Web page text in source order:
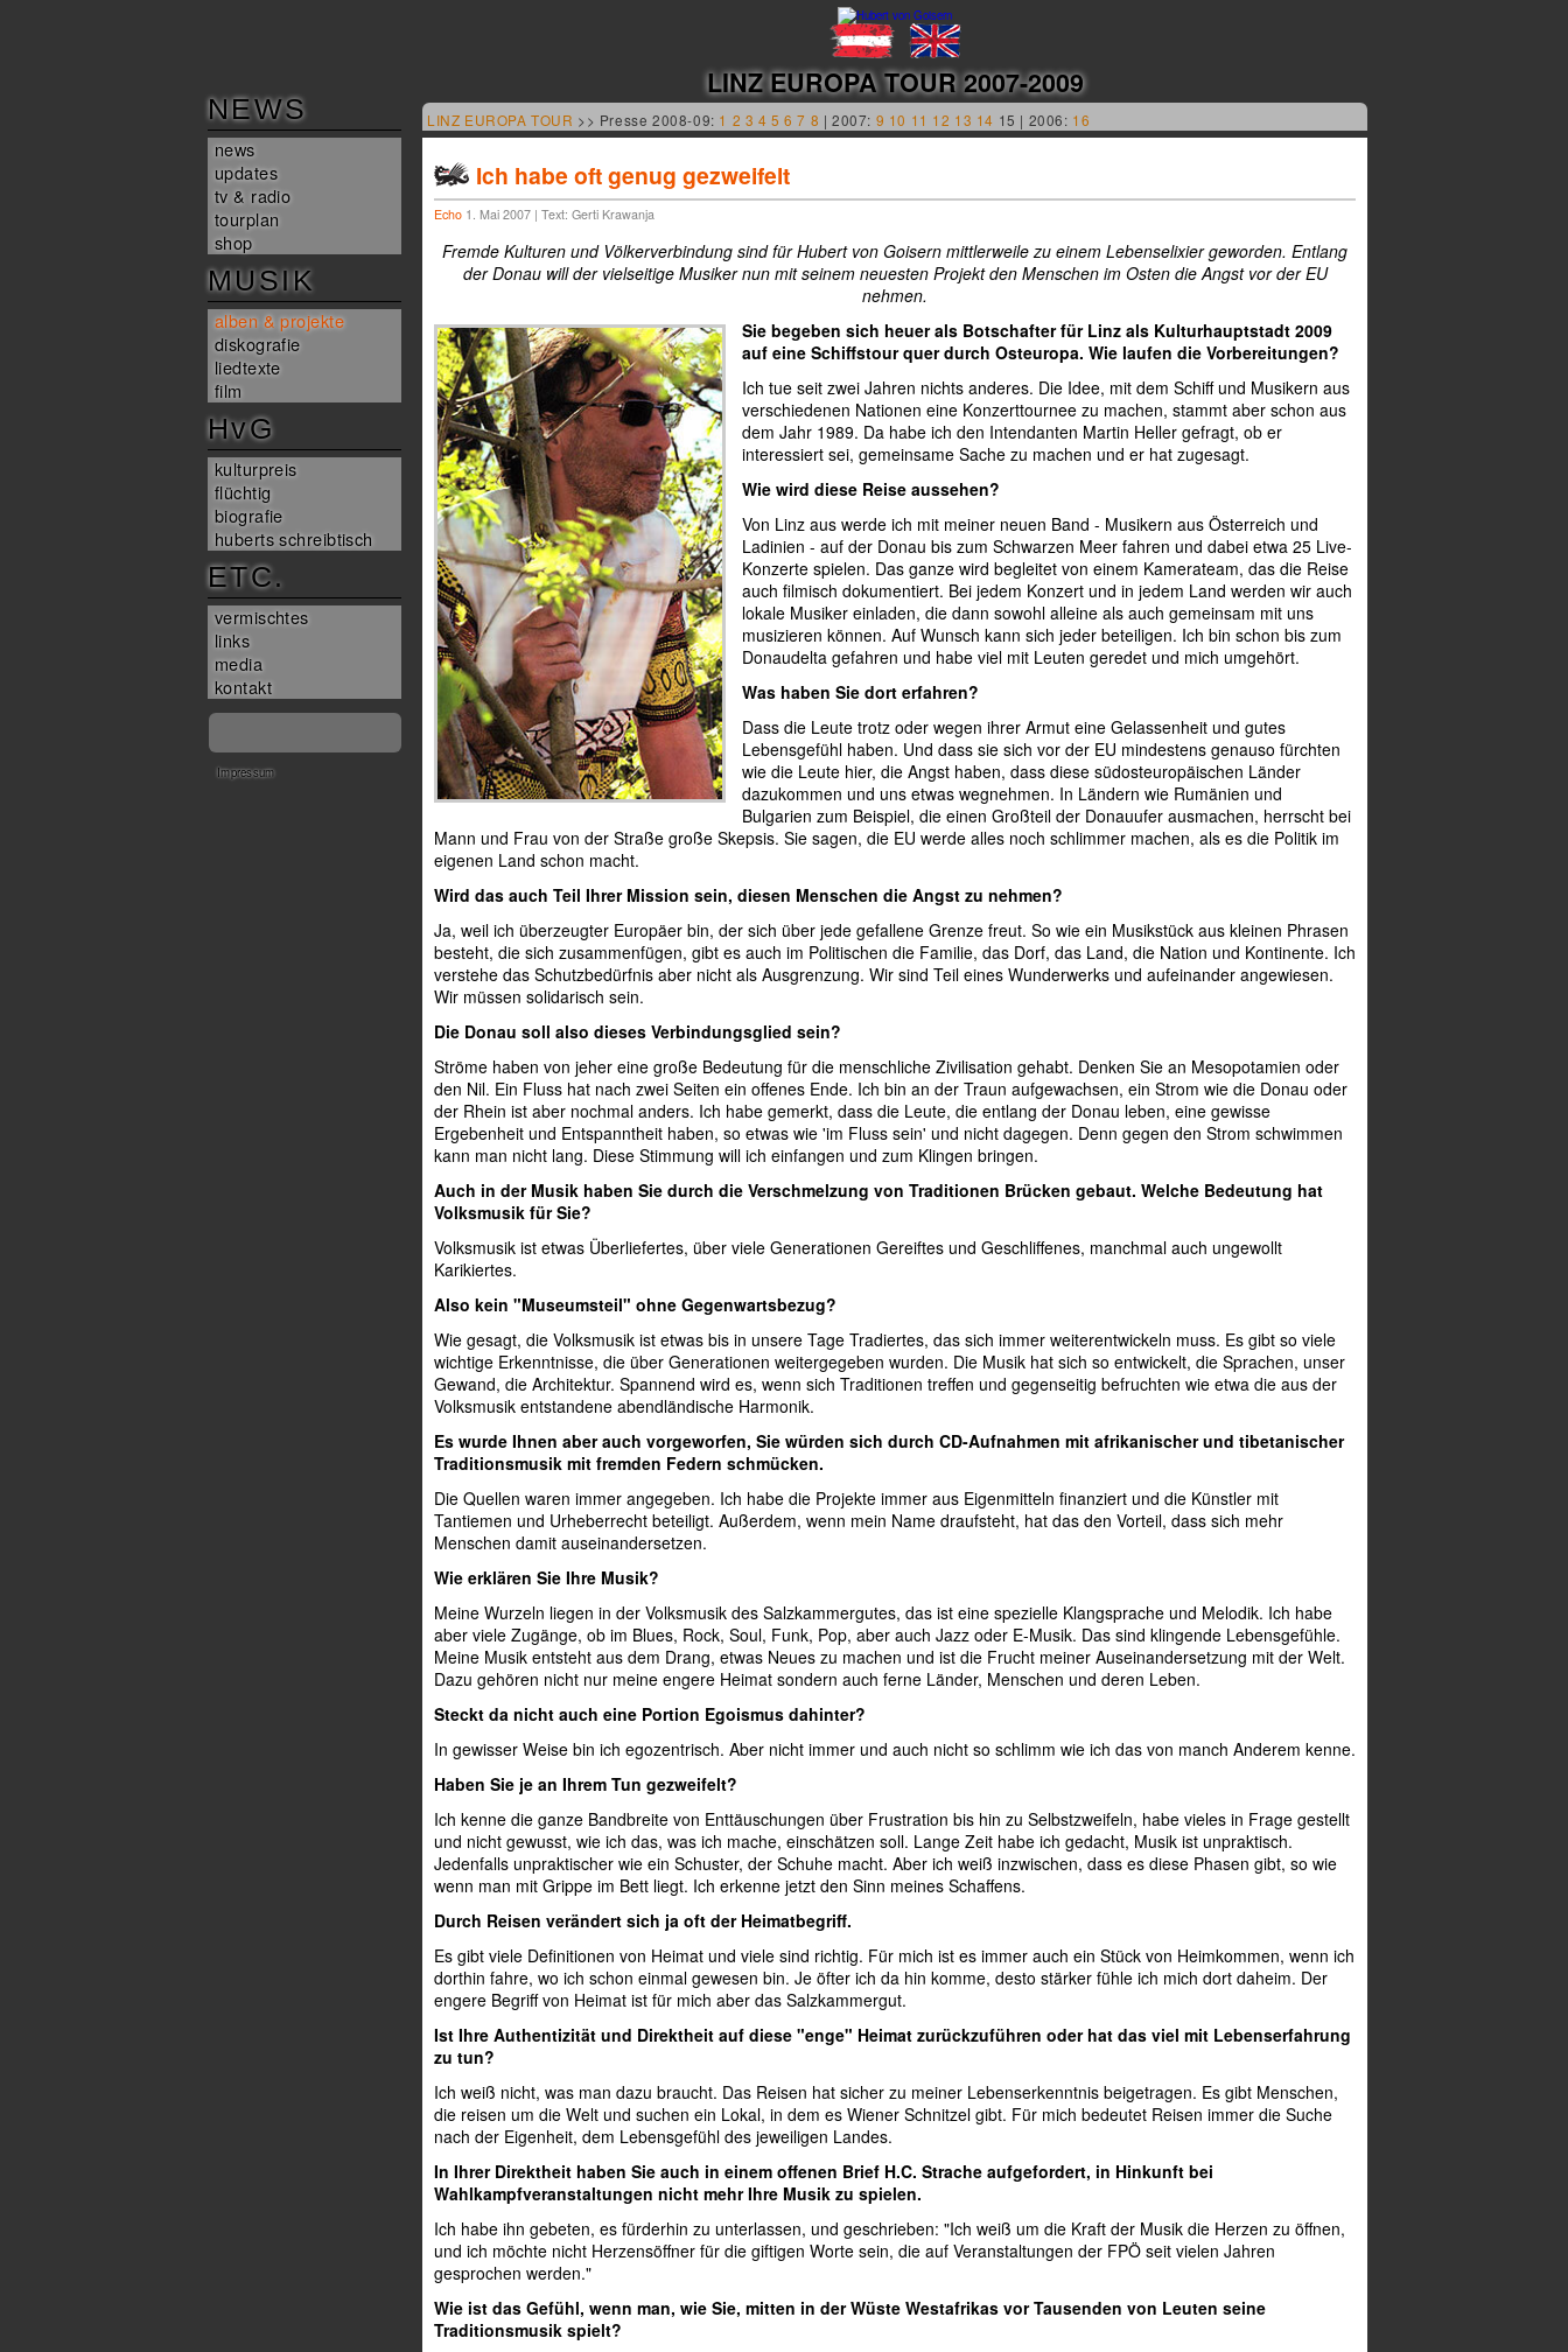
NEWS
news
updates
tv & radio
tourplan
shop
MUSIK
alben & projekte
diskografie
liedtexte
film
HvG
kulturpreis
flüchtig
biografie
huberts schreibtisch
ETC.
vermischtes
links
media
kontakt
Impressum
LINZ EUROPA TOUR 2007-2009
LINZ EUROPA TOUR >> Presse 2008-09: 1 2 3 4 5 6 7 8 | 2007: 9 10 11 12 13 14 15 | 2006: 16
Ich habe oft genug gezweifelt
Echo 1. Mai 2007 | Text: Gerti Krawanja
Fremde Kulturen und Völkerverbindung sind für Hubert von Goisern mittlerweile zu einem Lebenselixier geworden. Entlang
der Donau will der vielseitige Musiker nun mit seinem neuesten Projekt den Menschen im Osten die Angst vor der EU
nehmen.
Sie begeben sich heuer als Botschafter für Linz als Kulturhauptstadt 2009
auf eine Schiffstour quer durch Osteuropa. Wie laufen die Vorbereitungen?
Ich tue seit zwei Jahren nichts anderes. Die Idee, mit dem Schiff und Musikern aus
verschiedenen Nationen eine Konzerttournee zu machen, stammt aber schon aus
dem Jahr 1989. Da habe ich den Intendanten Martin Heller gefragt, ob er
interessiert sei, gemeinsame Sache zu machen und er hat zugesagt.
Wie wird diese Reise aussehen?
Von Linz aus werde ich mit meiner neuen Band - Musikern aus Österreich und
Ladinien - auf der Donau bis zum Schwarzen Meer fahren und dabei etwa 25 Live-
Konzerte spielen. Das ganze wird begleitet von einem Kamerateam, das die Reise
auch filmisch dokumentiert. Bei jedem Konzert und in jedem Land werden wir auch
lokale Musiker einladen, die dann sowohl alleine als auch gemeinsam mit uns
musizieren können. Auf Wunsch kann sich jeder beteiligen. Ich bin schon bis zum
Donaudelta gefahren und habe viel mit Leuten geredet und mich umgehört.
Was haben Sie dort erfahren?
Dass die Leute trotz oder wegen ihrer Armut eine Gelassenheit und gutes
Lebensgefühl haben. Und dass sie sich vor der EU mindestens genauso fürchten
wie die Leute hier, die Angst haben, dass diese südosteuropäischen Länder
dazukommen und uns etwas wegnehmen. In Ländern wie Rumänien und
Bulgarien zum Beispiel, die einen Großteil der Donauufer ausmachen, herrscht bei
Mann und Frau von der Straße große Skepsis. Sie sagen, die EU werde alles noch schlimmer machen, als es die Politik im
eigenen Land schon macht.
Wird das auch Teil Ihrer Mission sein, diesen Menschen die Angst zu nehmen?
Ja, weil ich überzeugter Europäer bin, der sich über jede gefallene Grenze freut. So wie ein Musikstück aus kleinen Phrasen
besteht, die sich zusammenfügen, gibt es auch im Politischen die Familie, das Dorf, das Land, die Nation und Kontinente. Ich
verstehe das Schutzbedürfnis aber nicht als Ausgrenzung. Wir sind Teil eines Wunderwerks und aufeinander angewiesen.
Wir müssen solidarisch sein.
Die Donau soll also dieses Verbindungsglied sein?
Ströme haben von jeher eine große Bedeutung für die menschliche Zivilisation gehabt. Denken Sie an Mesopotamien oder
den Nil. Ein Fluss hat nach zwei Seiten ein offenes Ende. Ich bin an der Traun aufgewachsen, ein Strom wie die Donau oder
der Rhein ist aber nochmal anders. Ich habe gemerkt, dass die Leute, die entlang der Donau leben, eine gewisse
Ergebenheit und Entspanntheit haben, so etwas wie 'im Fluss sein' und nicht dagegen. Denn gegen den Strom schwimmen
kann man nicht lang. Diese Stimmung will ich einfangen und zum Klingen bringen.
Auch in der Musik haben Sie durch die Verschmelzung von Traditionen Brücken gebaut. Welche Bedeutung hat
Volksmusik für Sie?
Volksmusik ist etwas Überliefertes, über viele Generationen Gereiftes und Geschliffenes, manchmal auch ungewollt
Karikiertes.
Also kein "Museumsteil" ohne Gegenwartsbezug?
Wie gesagt, die Volksmusik ist etwas bis in unsere Tage Tradiertes, das sich immer weiterentwickeln muss. Es gibt so viele
wichtige Erkenntnisse, die über Generationen weitergegeben wurden. Die Musik hat sich so entwickelt, die Sprachen, unser
Gewand, die Architektur. Spannend wird es, wenn sich Traditionen treffen und gegenseitig befruchten wie etwa die aus der
Volksmusik entstandene abendländische Harmonik.
Es wurde Ihnen aber auch vorgeworfen, Sie würden sich durch CD-Aufnahmen mit afrikanischer und tibetanischer
Traditionsmusik mit fremden Federn schmücken.
Die Quellen waren immer angegeben. Ich habe die Projekte immer aus Eigenmitteln finanziert und die Künstler mit
Tantiemen und Urheberrecht beteiligt. Außerdem, wenn mein Name draufsteht, hat das den Vorteil, dass sich mehr
Menschen damit auseinandersetzen.
Wie erklären Sie Ihre Musik?
Meine Wurzeln liegen in der Volksmusik des Salzkammergutes, das ist eine spezielle Klangsprache und Melodik. Ich habe
aber viele Zugänge, ob im Blues, Rock, Soul, Funk, Pop, aber auch Jazz oder E-Musik. Das sind klingende Lebensgefühle.
Meine Musik entsteht aus dem Drang, etwas Neues zu machen und ist die Frucht meiner Auseinandersetzung mit der Welt.
Dazu gehören nicht nur meine engere Heimat sondern auch ferne Länder, Menschen und deren Leben.
Steckt da nicht auch eine Portion Egoismus dahinter?
In gewisser Weise bin ich egozentrisch. Aber nicht immer und auch nicht so schlimm wie ich das von manch Anderem kenne.
Haben Sie je an Ihrem Tun gezweifelt?
Ich kenne die ganze Bandbreite von Enttäuschungen über Frustration bis hin zu Selbstzweifeln, habe vieles in Frage gestellt
und nicht gewusst, wie ich das, was ich mache, einschätzen soll. Lange Zeit habe ich gedacht, Musik ist unpraktisch.
Jedenfalls unpraktischer wie ein Schuster, der Schuhe macht. Aber ich weiß inzwischen, dass es diese Phasen gibt, so wie
wenn man mit Grippe im Bett liegt. Ich erkenne jetzt den Sinn meines Schaffens.
Durch Reisen verändert sich ja oft der Heimatbegriff.
Es gibt viele Definitionen von Heimat und viele sind richtig. Für mich ist es immer auch ein Stück von Heimkommen, wenn ich
dorthin fahre, wo ich schon einmal gewesen bin. Je öfter ich da hin komme, desto stärker fühle ich mich dort daheim. Der
engere Begriff von Heimat ist für mich aber das Salzkammergut.
Ist Ihre Authentizität und Direktheit auf diese "enge" Heimat zurückzuführen oder hat das viel mit Lebenserfahrung
zu tun?
Ich weiß nicht, was man dazu braucht. Das Reisen hat sicher zu meiner Lebenserkenntnis beigetragen. Es gibt Menschen,
die reisen um die Welt und suchen ein Lokal, in dem es Wiener Schnitzel gibt. Für mich bedeutet Reisen immer die Suche
nach der Eigenheit, dem Lebensgefühl des jeweiligen Landes.
In Ihrer Direktheit haben Sie auch in einem offenen Brief H.C. Strache aufgefordert, in Hinkunft bei
Wahlkampfveranstaltungen nicht mehr Ihre Musik zu spielen.
Ich habe ihn gebeten, es fürderhin zu unterlassen, und geschrieben: "Ich weiß um die Kraft der Musik die Herzen zu öffnen,
und ich möchte nicht Herzensöffner für die giftigen Worte sein, die auf Veranstaltungen der FPÖ seit vielen Jahren
gesprochen werden."
Wie ist das Gefühl, wenn man, wie Sie, mitten in der Wüste Westafrikas vor Tausenden von Leuten seine
Traditionsmusik spielt?